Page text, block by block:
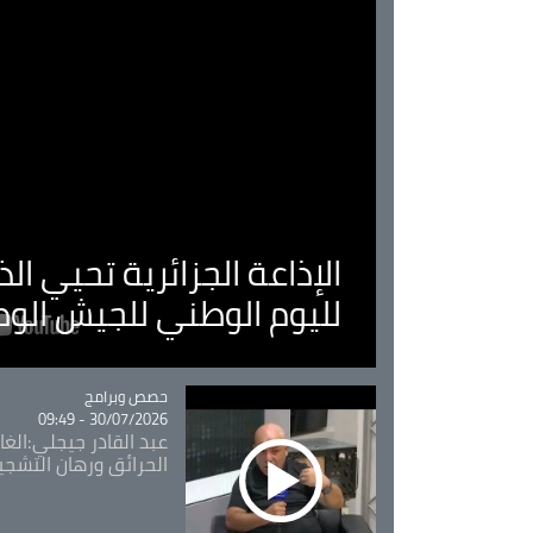
الإذاعة الجزائرية تحيي
لليوم الوطني للجيش
Catégorie
حصص وبرامج
30/07/2026 - 09:49
عبد القادر
الحرائق ورهان